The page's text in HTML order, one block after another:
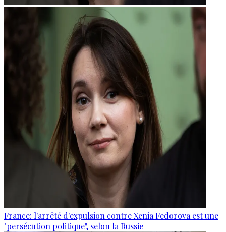
France: l'arrêté d'expulsion contre Xenia Fedorova est une
"persécution politique", selon la Russie